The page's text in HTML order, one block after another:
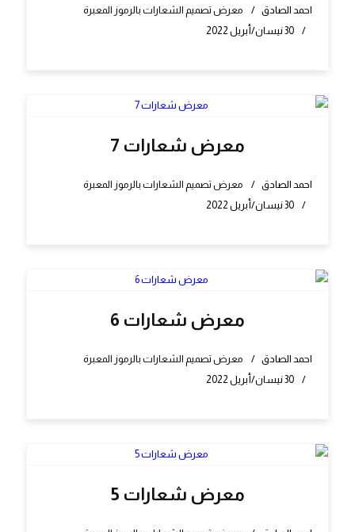
احمد الصادق
معرض تصميم الشعارات بالرموز المعبرة
30 نيسان/أبريل 2022
معرض شعارات 7
احمد الصادق
معرض تصميم الشعارات بالرموز المعبرة
30 نيسان/أبريل 2022
معرض شعارات 6
احمد الصادق
معرض تصميم الشعارات بالرموز المعبرة
30 نيسان/أبريل 2022
معرض شعارات 5